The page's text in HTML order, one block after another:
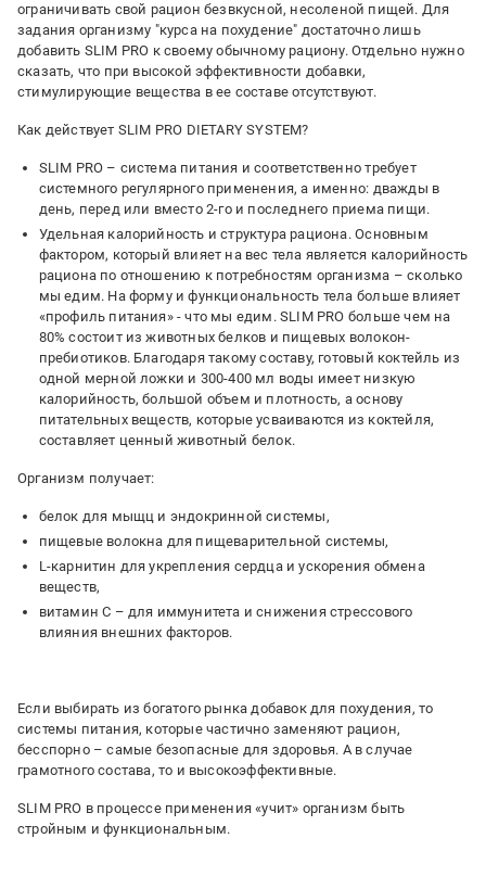
ограничивать свой рацион безвкусной, несоленой пищей. Для
задания организму "курса на похудение" достаточно лишь
добавить SLIM PRO к своему обычному рациону. Отдельно нужно
сказать, что при высокой эффективности добавки,
стимулирующие вещества в ее составе отсутствуют.
Как действует SLIM PRO DIETARY SYSTEM?
SLIM PRO – система питания и соответственно требует
системного регулярного применения, а именно: дважды в
день, перед или вместо 2-го и последнего приема пищи.
Удельная калорийность и структура рациона. Основным
фактором, который влияет на вес тела является калорийность
рациона по отношению к потребностям организма – сколько
мы едим. На форму и функциональность тела больше влияет
«профиль питания» - что мы едим. SLIM PRO больше чем на
80% состоит из животных белков и пищевых волокон-
пребиотиков. Благодаря такому составу, готовый коктейль из
одной мерной ложки и 300-400 мл воды имеет низкую
калорийность, большой объем и плотность, а основу
питательных веществ, которые усваиваются из коктейля,
составляет ценный животный белок.
Организм получает:
белок для мыщц и эндокринной системы,
пищевые волокна для пищеварительной системы,
L-карнитин для укрепления сердца и ускорения обмена
веществ,
витамин С – для иммунитета и снижения стрессового
влияния внешних факторов.
Если выбирать из богатого рынка добавок для похудения, то
системы питания, которые частично заменяют рацион,
бесспорно – самые безопасные для здоровья. А в случае
грамотного состава, то и высокоэффективные.
SLIM PRO в процессе применения «учит» организм быть
стройным и функциональным.